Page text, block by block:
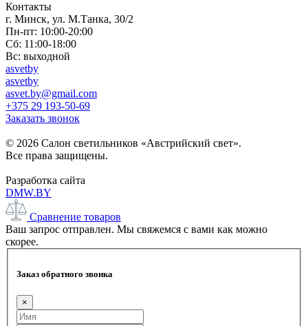
Контакты
г. Минск, ул. М.Танка, 30/2
Пн-пт: 10:00-20:00
Сб: 11:00-18:00
Вс: выходной
asvetby
asvetby
asvet.by@gmail.com
+375 29 193-50-69
Заказать звонок
© 2026 Салон светильников «Австрийский свет».
Все права защищены.
Разработка сайта
DMW.BY
Сравнение товаров
Ваш запрос отправлен. Мы свяжемся с вами как можно
скорее.
Заказ обратного звонка
×